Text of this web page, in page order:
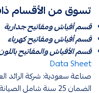
تسوق من الأقسام
قسم أفياش ومفاتيح جدارية
قسم أفياش ومفاتيح كهرباء
قسم الأفياش والمفاتيح
Data Sheet
صناعة سعودية: شركة الرائد
الضمان 25 سنة شامل